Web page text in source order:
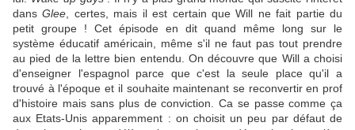
dansGlee , certes, mais il est certain que Will ne fait partie du
petit groupe ! Cet épisode en dit quand même long sur le
système éducatif américain, même s'il ne faut pas tout prendre
au pied de la lettre bien entendu. On découvre que Will a choisi
d'enseigner l'espagnol parce que c'est la seule place qu'il a
trouvé à l'époque et il souhaite maintenant se reconvertir en prof
d'histoire mais sans plus de conviction. Ca se passe comme ça
aux Etats-Unis apparemment : on choisit un peu par défaut de